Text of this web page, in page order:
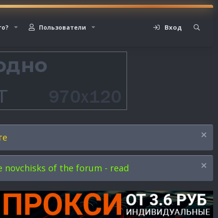
Пользователи Вход
of the forum - read